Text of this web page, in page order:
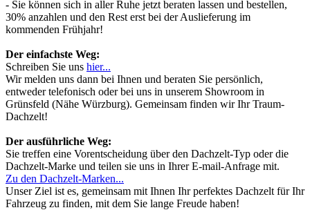
- Sie können sich in aller Ruhe jetzt beraten lassen und bestellen,
30% anzahlen und den Rest erst bei der Auslieferung im
kommenden Frühjahr!
Der einfachste Weg:
Schreiben Sie uns hier...
Wir melden uns dann bei Ihnen und beraten Sie persönlich,
entweder telefonisch oder bei uns in unserem Showroom in
Grünsfeld (Nähe Würzburg). Gemeinsam finden wir Ihr Traum-
Dachzelt!
Der ausführliche Weg:
Sie treffen eine Vorentscheidung über den Dachzelt-Typ oder die
Dachzelt-Marke und teilen sie uns in Ihrer E-mail-Anfrage mit.
Zu den Dachzelt-Marken...
Unser Ziel ist es, gemeinsam mit Ihnen Ihr perfektes Dachzelt für Ihr
Fahrzeug zu finden, mit dem Sie lange Freude haben!